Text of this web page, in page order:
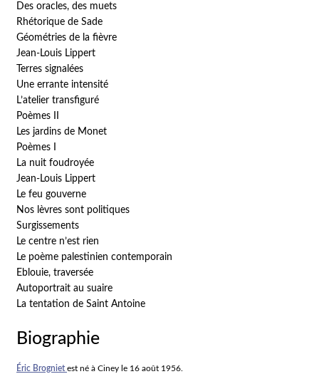
Des oracles, des muets
Rhétorique de Sade
Géométries de la fièvre
Jean-Louis Lippert
Terres signalées
Une errante intensité
L’atelier transfiguré
Poèmes II
Les jardins de Monet
Poèmes I
La nuit foudroyée
Jean-Louis Lippert
Le feu gouverne
Nos lèvres sont politiques
Surgissements
Le centre n’est rien
Le poème palestinien contemporain
Eblouie, traversée
Autoportrait au suaire
La tentation de Saint Antoine
Biographie
Éric Brogniet est né à Ciney le 16 août 1956.